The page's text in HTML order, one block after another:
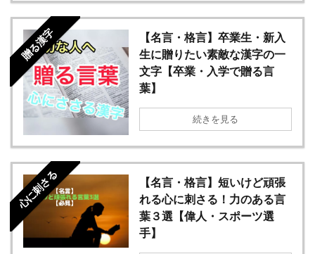
贈る漢字
【名言・格言】卒業生・新入
生に贈りたい素敵な漢字の一
文字【卒業・入学で贈る言
葉】
続きを見る
心に刺さる
【名言・格言】短いけど頑張
れる心に刺さる！力のある言
葉３選【偉人・スポーツ選
手】